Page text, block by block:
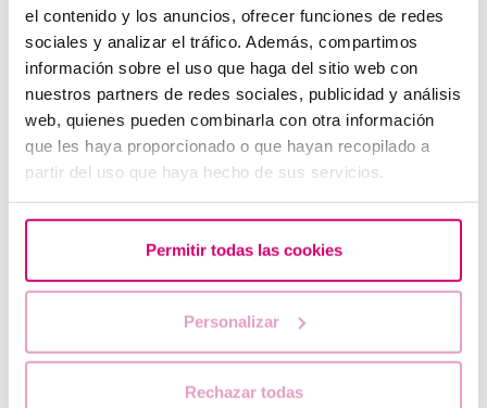
el contenido y los anuncios, ofrecer funciones de redes
sociales y analizar el tráfico. Además, compartimos
información sobre el uso que haga del sitio web con
nuestros partners de redes sociales, publicidad y análisis
web, quienes pueden combinarla con otra información
que les haya proporcionado o que hayan recopilado a
partir del uso que haya hecho de sus servicios.
Permitir todas las cookies
Personalizar
Rechazar todas
Première échographie après une FIV ou un don
d'ovules